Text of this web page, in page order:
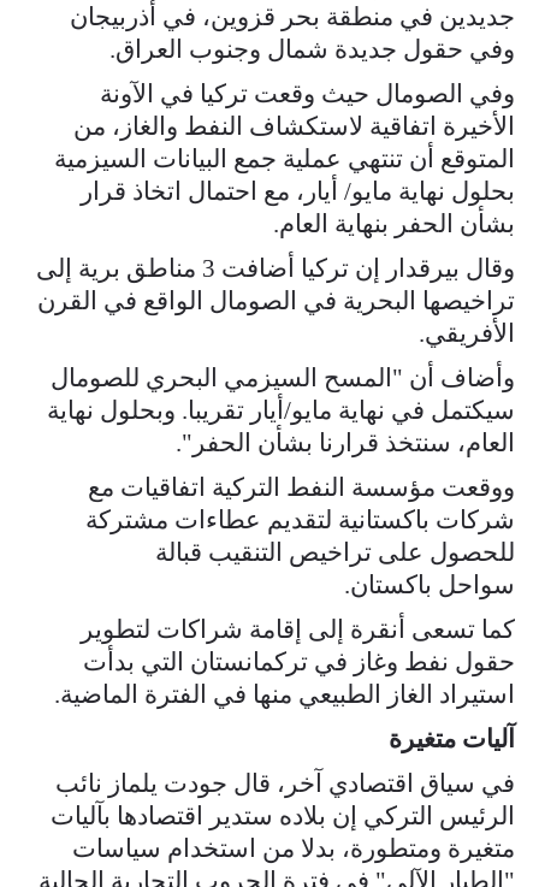
جديدين في منطقة بحر قزوين، في أذربيجان
وفي حقول جديدة شمال وجنوب العراق.
وفي الصومال حيث وقعت تركيا في الآونة
الأخيرة اتفاقية لاستكشاف النفط والغاز، من
المتوقع أن تنتهي عملية جمع البيانات السيزمية
بحلول نهاية مايو/ أيار، مع احتمال اتخاذ قرار
بشأن الحفر بنهاية العام.
وقال بيرقدار إن تركيا أضافت 3 مناطق برية إلى
تراخيصها البحرية في الصومال الواقع في القرن
الأفريقي.
وأضاف أن "المسح السيزمي البحري للصومال
سيكتمل في نهاية مايو/أيار تقريبا. وبحلول نهاية
العام، سنتخذ قرارنا بشأن الحفر".
ووقعت مؤسسة النفط التركية اتفاقيات مع
شركات باكستانية لتقديم عطاءات مشتركة
للحصول على تراخيص التنقيب قبالة
سواحل باكستان.
كما تسعى أنقرة إلى إقامة شراكات لتطوير
حقول نفط وغاز في تركمانستان التي بدأت
استيراد الغاز الطبيعي منها في الفترة الماضية.
آليات متغيرة
في سياق اقتصادي آخر، قال جودت يلماز نائب
الرئيس التركي إن بلاده ستدير اقتصادها بآليات
متغيرة ومتطورة، بدلا من استخدام سياسات
"الطيار الآلي" في فترة الحروب التجارية الحالية